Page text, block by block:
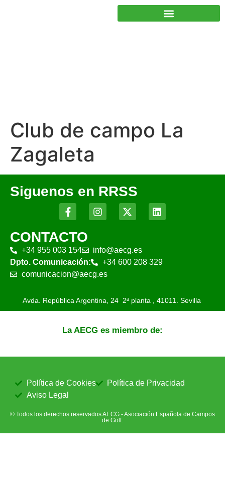
Club de campo La
Zagaleta
Siguenos en RRSS
CONTACTO
+34 955 003 154
info@aecg.es
Dpto. Comunicación:
+34 600 208 329
comunicacion@aecg.es
Avda. República Argentina, 24 2ª planta , 41011. Sevilla
La AECG es miembro de:
© Todos los derechos reservados AECG - Asociación Española de Campos
de Golf.
Política de Cookies
Política de Privacidad
Aviso Legal